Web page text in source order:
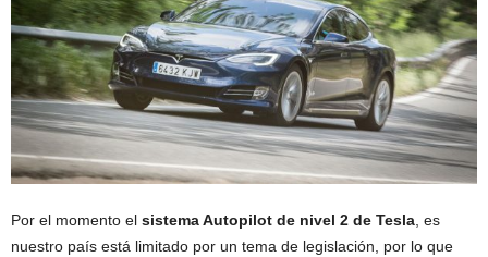
Por el momento el sistema Autopilot de nivel 2 de Tesla, es
nuestro país está limitado por un tema de legislación, por lo que